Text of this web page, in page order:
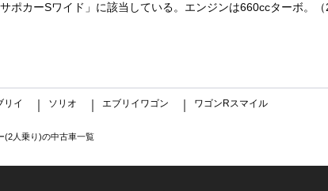
カーSワイド」に該当している。エンジンは660ccターボ。（
リイ ソリオ エブリイワゴン ワゴンRスマイル
(2人乗り)の中古車一覧